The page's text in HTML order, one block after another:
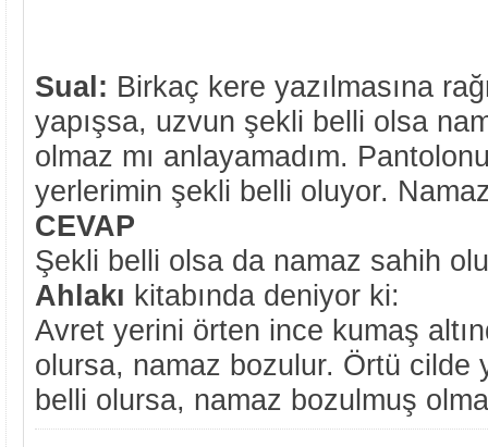
Sual: Birkaç kere yazılmasına
yapışsa, uzvun şekli belli olsa
olmaz mı anlayamadım.
yerlerimin şekli belli oluyor.
CEVAP
Şekli belli olsa da namaz sahih
Ahlakı kitabında deniyor ki:
Avret yerini örten ince kumaş
olursa, namaz bozulur. Örtü cilde
belli olursa, namaz bozulmuş